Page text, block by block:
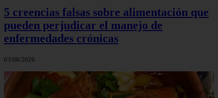
5 creencias falsas sobre alimentación que
pueden perjudicar el manejo de
enfermedades crónicas
03/08/2026